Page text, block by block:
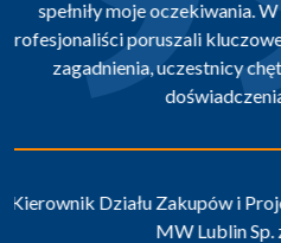
formuła prowadzenia zajęć
atutem. Dodatkowy plus za
Kierownik Działu
JELFA